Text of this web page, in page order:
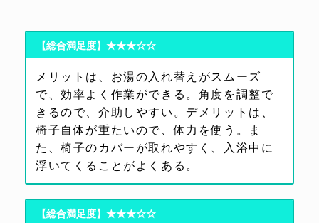
【総合満足度】★★★☆☆
メリットは、お湯の入れ替えがスムーズ
で、効率よく作業ができる。角度を調整で
きるので、介助しやすい。デメリットは、
椅子自体が重たいので、体力を使う。ま
た、椅子のカバーが取れやすく、入浴中に
浮いてくることがよくある。
【総合満足度】★★★☆☆